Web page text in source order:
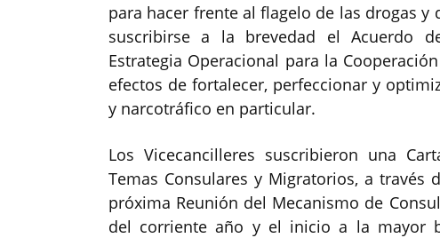
para hacer frente al flagelo de las drogas
suscribirse a la brevedad el Acuerdo
Estrategia Operacional para la
efectos de fortalecer, perfeccionar y
y narcotráfico en particular.
Los Vicecancilleres suscribieron una
Temas Consulares y Migratorios, a
próxima Reunión del Mecanismo de
del corriente año y el inicio a la mayor